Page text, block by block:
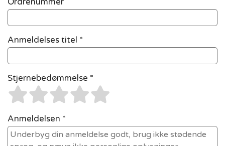
Anmeldelses titel *
Stjernebedømmelse *
Anmeldelsen *